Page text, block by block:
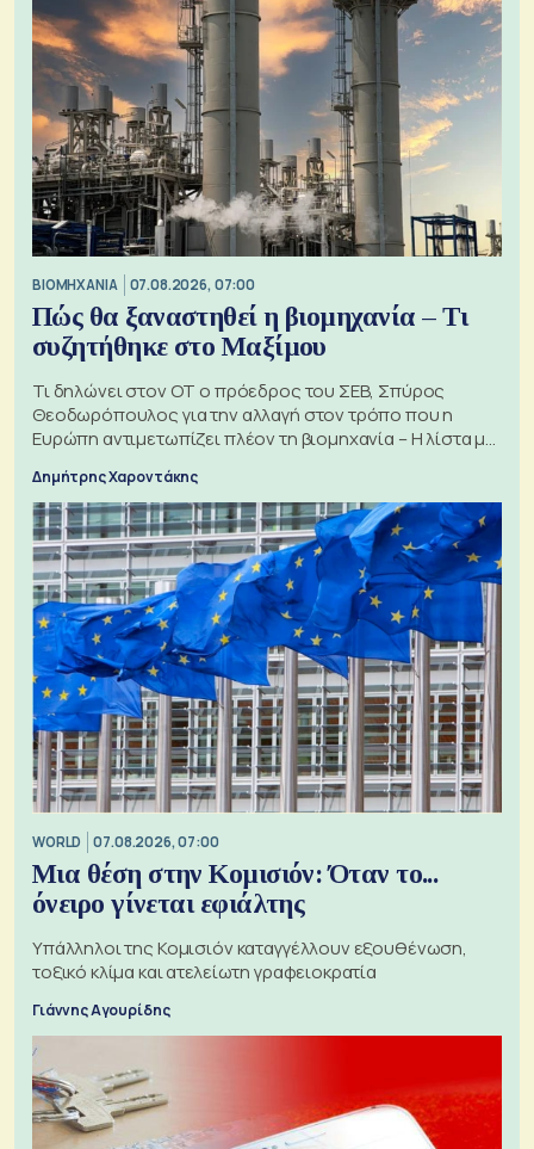
ΒΙΟΜΗΧΑΝΙΑ 07.08.2026, 07:00
Πώς θα ξαναστηθεί η βιομηχανία – Τι
συζητήθηκε στο Μαξίμου
Τι δηλώνει στον ΟΤ ο πρόεδρος του ΣΕΒ, Σπύρος
Θεοδωρόπουλος για την αλλαγή στον τρόπο που η
Ευρώπη αντιμετωπίζει πλέον τη βιομηχανία – Η λίστα με
Δημήτρης Χαροντάκης
WORLD 07.08.2026, 07:00
Μια θέση στην Κομισιόν: Όταν το...
όνειρο γίνεται εφιάλτης
Υπάλληλοι της Κομισιόν καταγγέλλουν εξουθένωση,
τοξικό κλίμα και ατελείωτη γραφειοκρατία
Γιάννης Αγουρίδης